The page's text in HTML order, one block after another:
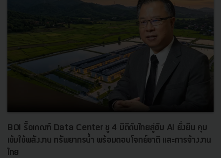
BOI รื้อเกณฑ์ Data Center ชู 4 มิติดันไทยสู่ฮับ AI ยั่งยืน คุม
เข้มใช้พลังงาน ทรัพยากรน้ำ พร้อมตอบโจทย์ชาติ และการจ้างงาน
ไทย